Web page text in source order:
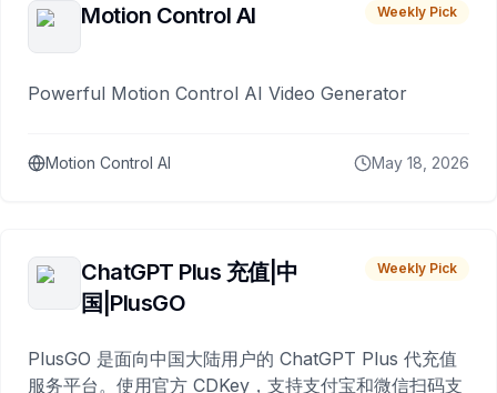
Motion Control AI Weekly Pick
Powerful Motion Control AI Video Generator
Motion Control AI May 18, 2026
ChatGPT Plus 充值|中
国|PlusGO
Weekly Pick
PlusGO 是面向中国大陆用户的 ChatGPT Plus 代充值
服务平台。使用官方 CDKey，支持支付宝和微信扫码支